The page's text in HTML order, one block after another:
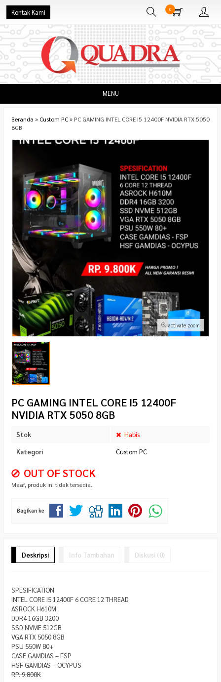
Kontak Kami 0
MENU
Beranda » Custom PC» PC GAMING INTEL CORE I5 12400F NVIDIA RTX 5050
8GB
activate zoom
PC GAMING INTEL CORE I5 12400F
NVIDIA RTX 5050 8GB
Stok Habis
Kategori Custom PC
OUT OF STOCK
Maaf, produk ini tidak tersedia.
Bagikan ke
Deskripsi Info Tambahan Diskusi (0)
SPESIFICATION
INTEL CORE I5 12400F 6 CORE 12 THREAD
ASROCK H610M
DDR4 16GB 3200
SSD NVME 512GB
VGA RTX 5050 8GB
PSU 550W 80+
CASE GAMDIAS – FSP
HSF GAMDIAS – OCYPUS
RP. 9.800K